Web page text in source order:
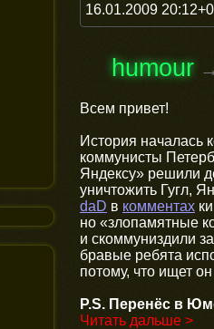
16.01.2009
humour
Всем привет!
История началась
коммунисты
Яндексу» решили
уничтожить Гугл,
daD в комментах
но «злопамятные
и скоммуниздили
бравые ребята
потому, что ищет
P.S. Перенёс в
Читать дальше >